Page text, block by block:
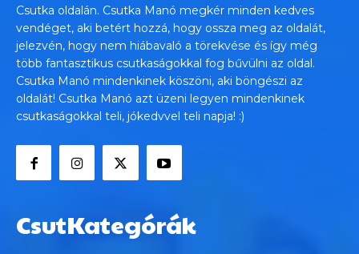
Csutka oldalán. Csutka Manó megkér minden kedves
vendéget, aki betért hozzá, hogy ossza meg az oldalát,
jelezvén, hogy nem hiábavaló a törekvése és így még
több fantasztikus csutkaságokkal fog bűvülni az oldal.
Csutka Manó mindenkinek köszöni, aki böngészi az
oldalát! Csutka Manó azt üzeni legyen mindenkinek
csutkaságokkal teli, jókedvvel teli napja! :)
CsutKategórák